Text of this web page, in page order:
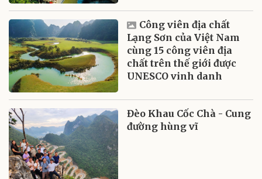
Công viên địa chất
Lạng Sơn của Việt Nam
cùng 15 công viên địa
chất trên thế giới được
UNESCO vinh danh
Đèo Khau Cốc Chà - Cung
đường hùng vĩ